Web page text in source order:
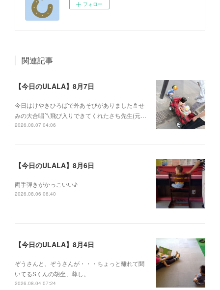
フォロー
関連記事
【今日のULALA】8月7日
今日はけやきひろばで外あそびがありました🚿せ
みの大合唱〽飛び入りできてくれたさち先生(元…
2026.08.07 04:06
【今日のULALA】8月6日
両手弾きがかっこいい♪
2026.08.06 06:40
【今日のULALA】8月4日
ぞうさんと、ぞうさんが・・・ちょっと離れて聞
いてるSくんの胡坐、尊し。
2026.08.04 07:24